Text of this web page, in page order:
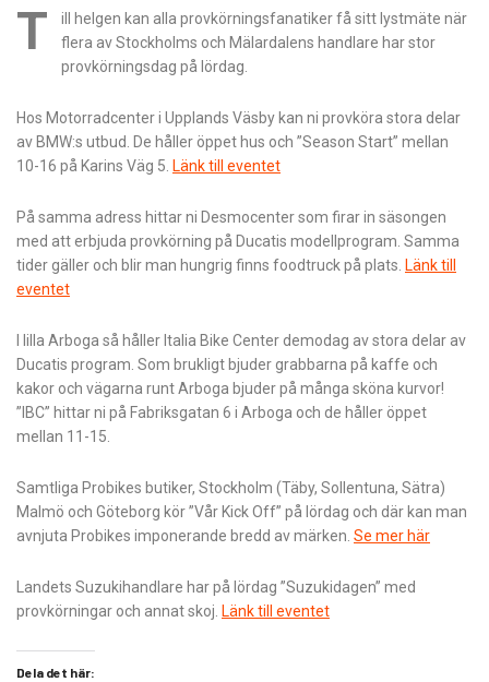
T
ill helgen kan alla provkörningsfanatiker få sitt lystmäte när
flera av Stockholms och Mälardalens handlare har stor
provkörningsdag på lördag.
Hos Motorradcenter i Upplands Väsby kan ni provköra stora delar
av BMW:s utbud. De håller öppet hus och ”Season Start” mellan
10-16 på Karins Väg 5. Länk till eventet
På samma adress hittar ni Desmocenter som firar in säsongen
med att erbjuda provkörning på Ducatis modellprogram. Samma
tider gäller och blir man hungrig finns foodtruck på plats. Länk till
eventet
I lilla Arboga så håller Italia Bike Center demodag av stora delar av
Ducatis program. Som brukligt bjuder grabbarna på kaffe och
kakor och vägarna runt Arboga bjuder på många sköna kurvor!
”IBC” hittar ni på Fabriksgatan 6 i Arboga och de håller öppet
mellan 11-15.
Samtliga Probikes butiker, Stockholm (Täby, Sollentuna, Sätra)
Malmö och Göteborg kör ”Vår Kick Off” på lördag och där kan man
avnjuta Probikes imponerande bredd av märken. Se mer här
Landets Suzukihandlare har på lördag ”Suzukidagen” med
provkörningar och annat skoj. Länk till eventet
Dela det här: